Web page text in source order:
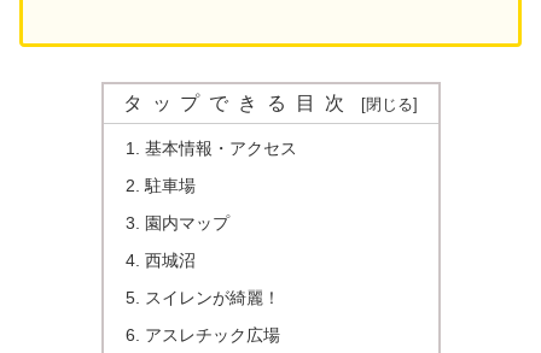
タップできる目次
基本情報・アクセス
駐車場
園内マップ
西城沼
スイレンが綺麗！
アスレチック広場